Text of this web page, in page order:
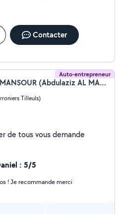
environnant.
Contacter
Auto-entrepreneur
Abdulaziz AL MANSOUR (Abdulaziz AL MANSOUR)
Tilleuls)
de tous vous demande
: 5/5
! Je recommande merci